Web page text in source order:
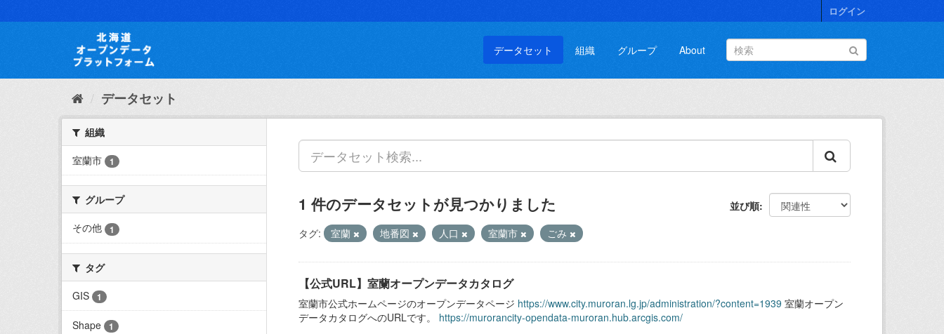
キ
て
ログイン
データセット 組織 グループ About
データセット
組織
室蘭市
1
グループ
その他
1
タグ
GIS
1
Shape 1
並び順
1 件のデータセットが見つかりました
タグ: 室蘭 地番図 人口 室蘭市 ごみ
【公式URL】室蘭オープンデータカタログ
室蘭市公式ホームページのオープンデータページ https://www.city.muroran.lg.jp/administration/?content=1939 室蘭オープン
データカタログへのURLです。 https://murorancity-opendata-muroran.hub.arcgis.com/